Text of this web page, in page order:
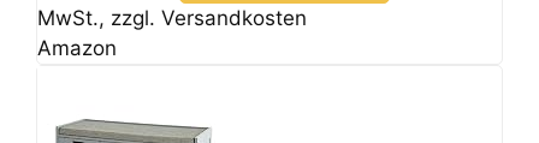
MwSt., zzgl. Versandkosten
Amazon